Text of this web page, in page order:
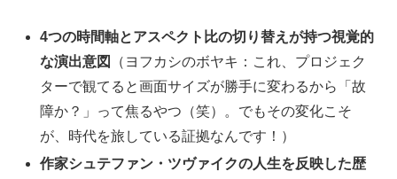
4つの時間軸とアスペクト比の切り替えが持つ視覚的
な演出意図
（ヨフカシのボヤキ：これ、プロジェク
ターで観てると画面サイズが勝手に変わるから「故
障か？」って焦るやつ（笑）。でもその変化こそ
が、時代を旅している証拠なんです！）
作家シュテファン・ツヴァイクの人生を反映した歴